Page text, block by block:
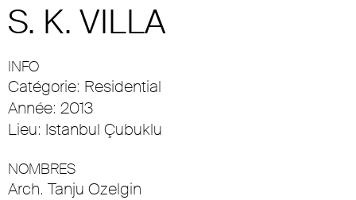
S. K. VILLA
INFO
Catégorie: Residential
Année: 2013
Lieu: Istanbul Çubuklu
NOMBRES
Arch. Tanju Ozelgin